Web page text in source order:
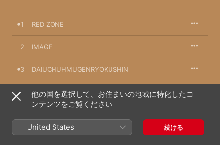
1 RED ZONE
2 IMAGE
3 DAIUCHUHMUGENRYOKUSHIN
4 MARSHALL ARTS
6 JEROME
他の国を選択して、お住まいの地域に特化したコ
ンテンツをご覧ください
United States 続ける